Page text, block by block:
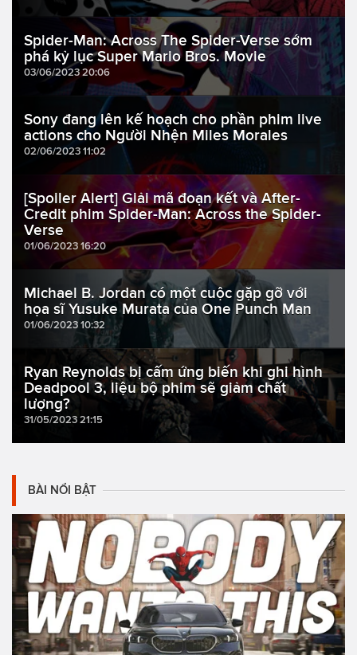
Spider-Man: Across The Spider-Verse sớm
phá kỷ lục Super Mario Bros. Movie
03/06/2023 20:06
Sony đang lên kế hoạch cho phần phim live
actions cho Người Nhện Miles Morales
02/06/2023 11:02
[Spoiler Alert] Giải mã đoạn kết và After-
Credit phim Spider-Man: Across the Spider-
Verse
01/06/2023 16:20
Michael B. Jordan có một cuộc gặp gỡ với
họa sĩ Yusuke Murata của One Punch Man
01/06/2023 10:32
Ryan Reynolds bị cấm ứng biến khi ghi hình
Deadpool 3, liệu bộ phim sẽ giảm chất
lượng?
31/05/2023 21:15
BÀI NỔI BẬT